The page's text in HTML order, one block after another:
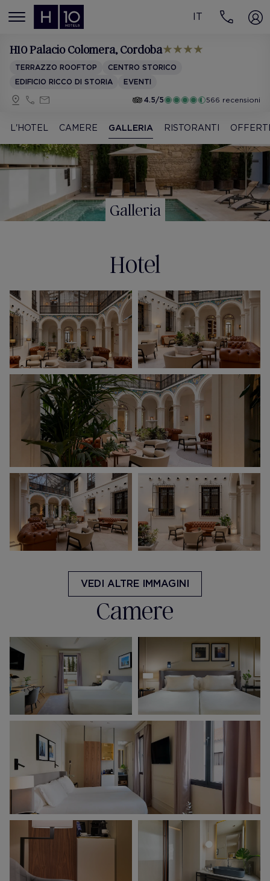
MENÚ
IT
H10 Palacio Colomera, Cordoba
TERRAZZO ROOFTOP
CENTRO STORICO
EDIFICIO RICCO DI STORIA
EVENTI
4.5/5
566 recensioni
L'HOTEL CAMERE GALLERIA RISTORANTI
Galleria
Hotel
VEDI ALTRE IMMAGINI
Camere